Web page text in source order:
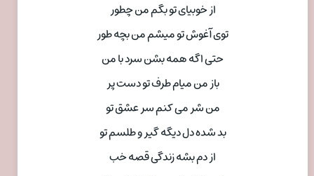
از خوبیای تو بگم من چطور
توی آغوش تو میشم من بچه طور
حتی اگه همه بشن سرد با من
باز من میام طرف تو دست پر
من شر می کنم سر عشق تو
بد شده دل دیگه گیر و طلسم تو
از دم بشه زندگی قصه خب